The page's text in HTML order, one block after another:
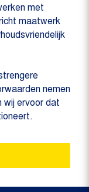
met
maatwerk
nemen
wij ervoor dat